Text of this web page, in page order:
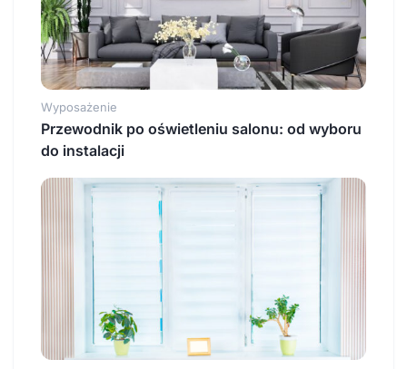
Wyposażenie
Przewodnik po oświetleniu salonu: od wyboru
do instalacji